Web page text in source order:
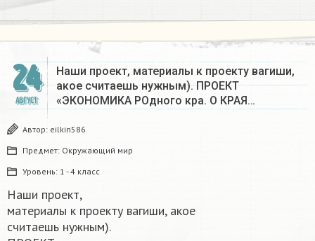
24
АВГУСТ
Наши проект, материалы к проекту вагиши,
акое считаешь нужным). ПРОЕКТ
«ЭКОНОМИКА РОдного кра. О КРАЯ…
Автор: eilkin586
Предмет: Окружающий мир
Уровень: 1 - 4 класс
Наши проект,
материалы к проекту вагиши, акое
считаешь нужным).